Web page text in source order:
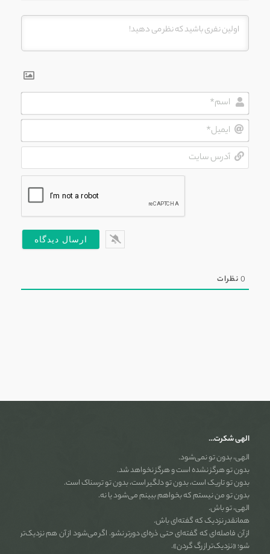
اسم*
ایمیل*
0نظرات
الهی شکرت…
الهی، بدون تو نمی‌شود.
بدون تو هرگز نشده است و هرگز نخواهد شد.
بدون تو تاریک است، بدون تو دلگیر است، بدون تو ترسناک است.
بدون تو من نیستم که بخواهم ببینم می‌شود یا نه.
الهی، تو باش.
همانقدر نزدیک که گفته‌ای باش.
از آن فاصله‌ای که گفته‌ای حتی ذره‌ای دورتر نشو. اگر می‌شود از آن هم نزدیک‌تر
شو؛ «نزدیک‌تر از رگ گردن».